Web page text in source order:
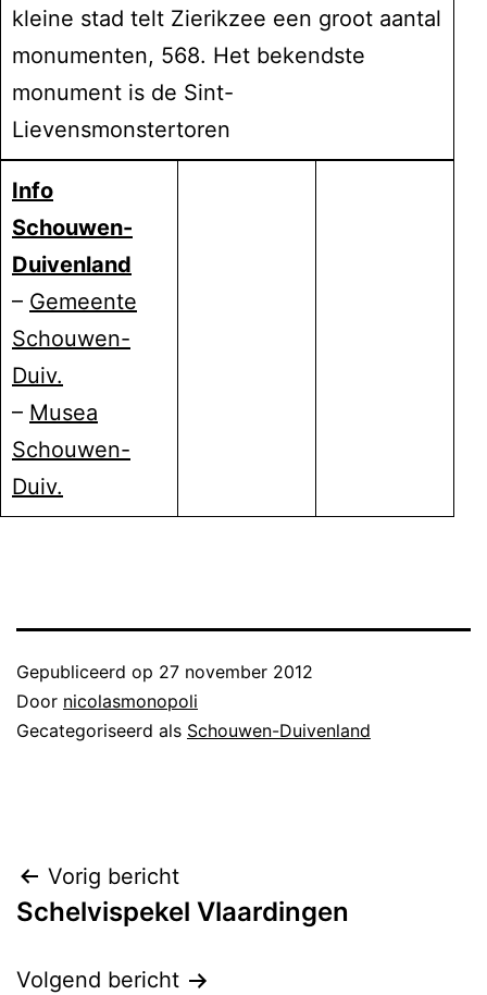
kleine stad telt Zierikzee een groot aantal
monumenten, 568. Het bekendste
monument is de Sint-
Lievensmonstertoren
Info
Schouwen-
Duivenland
– Gemeente
Schouwen-
Duiv.
– Musea
Schouwen-
Duiv.
Gepubliceerd op 27 november 2012
Door nicolasmonopoli
Gecategoriseerd als Schouwen-Duivenland
Bericht
navigatie
Vorig bericht
Schelvispekel Vlaardingen
Volgend bericht